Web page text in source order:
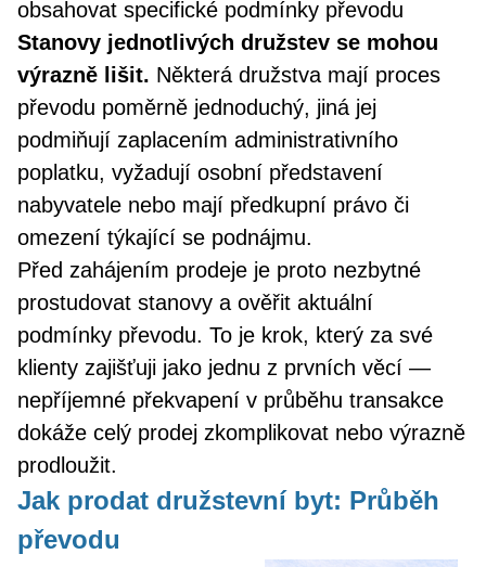
obsahovat specifické podmínky převodu
Stanovy jednotlivých družstev se mohou
výrazně lišit. Některá družstva mají proces
převodu poměrně jednoduchý, jiná jej
podmiňují zaplacením administrativního
poplatku, vyžadují osobní představení
nabyvatele nebo mají předkupní právo či
omezení týkající se podnájmu.
Před zahájením prodeje je proto nezbytné
prostudovat stanovy a ověřit aktuální
podmínky převodu. To je krok, který za své
klienty zajišťuji jako jednu z prvních věcí —
nepříjemné překvapení v průběhu transakce
dokáže celý prodej zkomplikovat nebo výrazně
prodloužit.
Jak prodat družstevní byt: Průběh
převodu